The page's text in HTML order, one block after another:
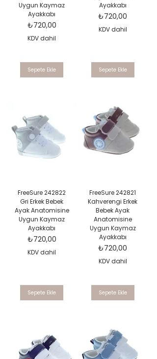
Uygun Kaymaz
Ayakkabı
Fiyat
₺720,00
KDV dahil
Sepete Ekle
Ayakkabı
Fiyat
₺720,00
KDV dahil
Sepete Ekle
FreeSure 242822
Gri Erkek Bebek
Ayak Anatomisine
Uygun Kaymaz
Ayakkabı
Fiyat
₺720,00
KDV dahil
Sepete Ekle
FreeSure 242821
Kahverengi Erkek
Bebek Ayak
Anatomisine
Uygun Kaymaz
Ayakkabı
Fiyat
₺720,00
KDV dahil
Sepete Ekle